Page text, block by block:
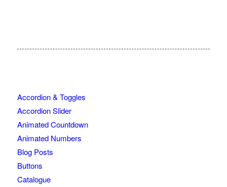
Accordion & Toggles
Accordion Slider
Animated Countdown
Animated Numbers
Blog Posts
Buttons
Catalogue